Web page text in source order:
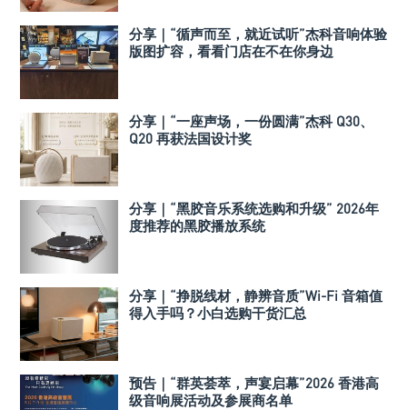
分享｜“循声而至，就近试听”杰科音响体验
版图扩容，看看门店在不在你身边
分享｜“一座声场，一份圆满”杰科 Q30、
Q20 再获法国设计奖
分享｜“黑胶音乐系统选购和升级” 2026年
度推荐的黑胶播放系统
分享｜“挣脱线材，静辨音质”Wi-Fi 音箱值
得入手吗？小白选购干货汇总
预告｜“群英荟萃，声宴启幕”2026 香港高
级音响展活动及参展商名单